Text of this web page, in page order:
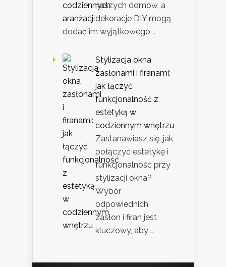
naszych domów, a
dekoracje DIY mogą
dodać im wyjątkowego …
Stylizacja okna
zasłonami i firanami:
jak łączyć
funkcjonalność z
estetyką w
codziennym wnętrzu
Zastanawiasz się, jak
połączyć estetykę i
funkcjonalność przy
stylizacji okna?
Wybór
odpowiednich
zasłon i firan jest
kluczowy, aby …